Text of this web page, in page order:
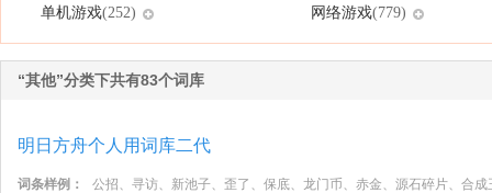
单机游戏(252) 网络游戏(779)
“其他”分类下共有83个词库
明日方舟个人用词库二代
词条样例：
公招、寻访、新池子、歪了、保底、龙门币、赤金、源石碎片、合